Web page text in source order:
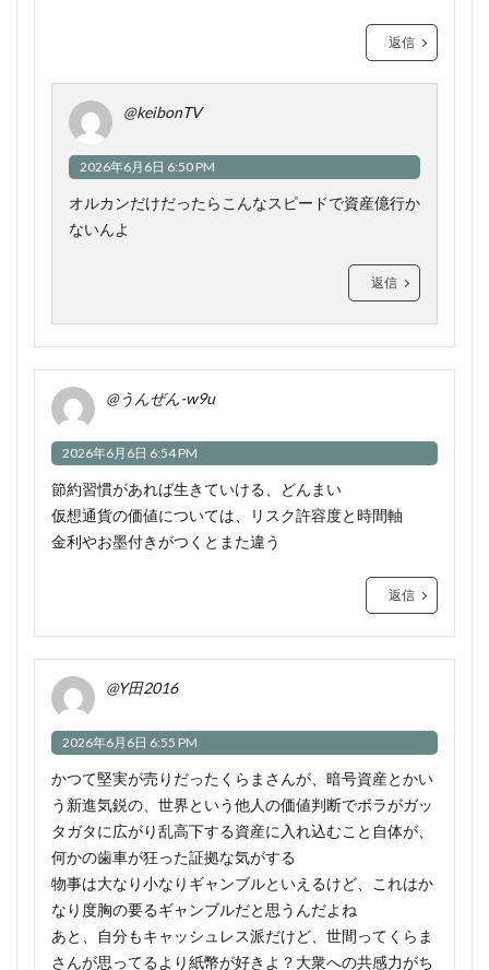
返信
@keibonTV
2026年6月6日 6:50 PM
オルカンだけだったらこんなスピードで資産億行か
ないんよ
返信
@うんぜん-w9u
2026年6月6日 6:54 PM
節約習慣があれば生きていける、どんまい
仮想通貨の価値については、リスク許容度と時間軸
金利やお墨付きがつくとまた違う
返信
@Y田2016
2026年6月6日 6:55 PM
かつて堅実が売りだったくらまさんが、暗号資産とかい
う新進気鋭の、世界という他人の価値判断でボラがガッ
タガタに広がり乱高下する資産に入れ込むこと自体が、
何かの歯車が狂った証拠な気がする
物事は大なり小なりギャンブルといえるけど、これはか
なり度胸の要るギャンブルだと思うんだよね
あと、自分もキャッシュレス派だけど、世間ってくらま
さんが思ってるより紙幣が好きよ？大衆への共感力がち